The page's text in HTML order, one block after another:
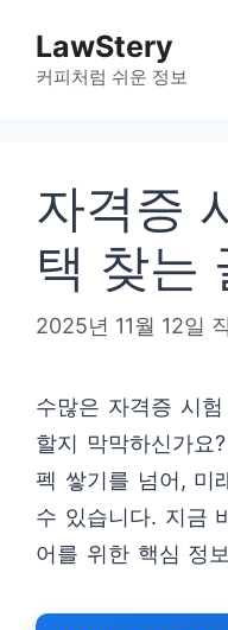
LawStery
커피처럼 쉬운 정보
자격증
택 찾는
2025년 11월 12일
수많은 자격증 시
할지 막막하신가요
펙 쌓기를 넘어, 미
수 있습니다. 지금
어를 위한 핵심 정